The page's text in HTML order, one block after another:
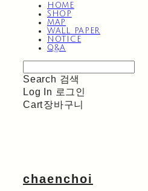
HOME
SHOP
MAP
WALL PAPER
NOTICE
Q&A
Search 검색
Log In 로그인
Cart장바구니
chaenchoi